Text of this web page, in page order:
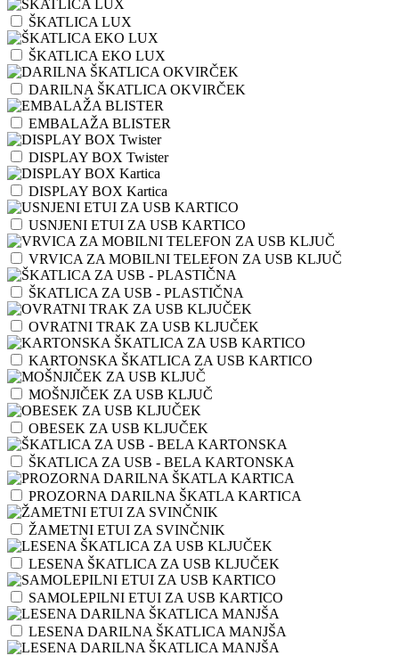
ŠKATLICA LUX
ŠKATLICA EKO LUX
DARILNA ŠKATLICA OKVIRČEK
EMBALAŽA BLISTER
DISPLAY BOX Twister
DISPLAY BOX Kartica
USNJENI ETUI ZA USB KARTICO
VRVICA ZA MOBILNI TELEFON ZA USB KLJUČ
ŠKATLICA ZA USB - PLASTIČNA
OVRATNI TRAK ZA USB KLJUČEK
KARTONSKA ŠKATLICA ZA USB KARTICO
MOŠNJIČEK ZA USB KLJUČ
OBESEK ZA USB KLJUČEK
ŠKATLICA ZA USB - BELA KARTONSKA
PROZORNA DARILNA ŠKATLA KARTICA
ŽAMETNI ETUI ZA SVINČNIK
LESENA ŠKATLICA ZA USB KLJUČEK
SAMOLEPILNI ETUI ZA USB KARTICO
LESENA DARILNA ŠKATLICA MANJŠA